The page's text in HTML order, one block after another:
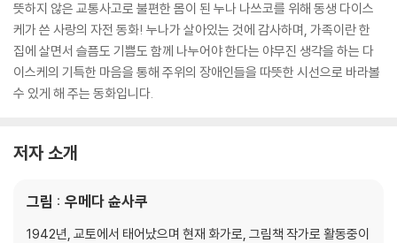
뜻하지 않은 교통사고로 불편한 몸이 된 누나 나쓰코를 위해 동생 다이스
케가 쓴 사랑의 자전 동화! 누나가 살아있는 것에 감사하며, 가족이란 한
집에 살면서 슬픔도 기쁨도 함께 나누어야 한다는 야무진 생각을 하는 다
이스케의 기특한 마음을 통해 주위의 장애인들을 따뜻한 시선으로 바라볼
수 있게 해 주는 동화입니다.
저자 소개
그림 : 우메다 슌사쿠
1942년, 교토에서 태어났으며 현재 화가로, 그림책 작가로 활동중이